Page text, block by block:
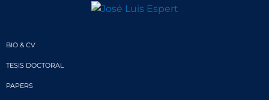
BIO & CV
TESIS DOCTORAL
PAPERS